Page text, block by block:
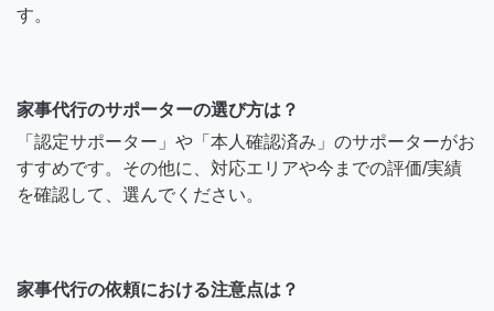
す。
家事代行のサポーターの選び方は？
「認定サポーター」や「本人確認済み」のサポーターがお
すすめです。その他に、対応エリアや今までの評価/実績
を確認して、選んでください。
家事代行の依頼における注意点は？